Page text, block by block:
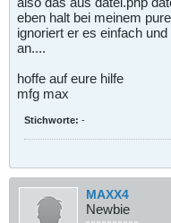
eben halt bei meinem
ignoriert er es einfach
an....
hoffe auf eure hilfe
mfg max
Stichworte: -
MAXX4
Newbie